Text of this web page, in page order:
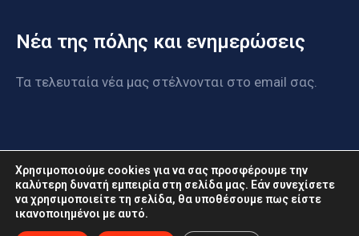
Νέα της πόλης και ενημερώσεις
Τα τελευταία νέα μας στέλνονται στο email σας.
www.eordaia.gov.gr © 2022. Με επιφύλαξη παντός
δικαιώματος
Χρησιμοποιούμε cookies για να σας προσφέρουμε την
καλύτερη δυνατή εμπειρία στη σελίδα μας. Εάν συνεχίσετε
να χρησιμοποιείτε τη σελίδα, θα υποθέσουμε πως είστε
ικανοποιημένοι με αυτό.